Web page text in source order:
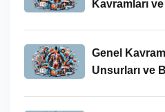
Kavramları
Genel
Unsurları ve